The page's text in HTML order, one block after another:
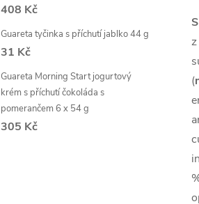
408 Kč
Guareta tyčinka s příchutí jablko 44 g
31 Kč
Guareta Morning Start jogurtový
krém s příchutí čokoláda s
pomerančem 6 x 54 g
305 Kč
z
(